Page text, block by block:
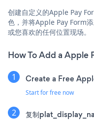
创建自定义的Apple Pay
色，并将Apple Pay Form
或您喜欢的任何位置现场。
How To Add a Apple
Create a Free
Start for free now
复制